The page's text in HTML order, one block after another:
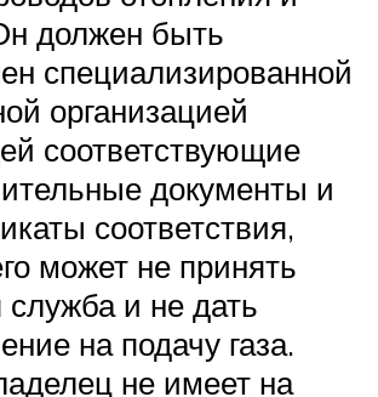
должен быть
специализированной
организацией
соответствующие
документы и
соответствия,
может не принять
служба и не дать
на подачу газа.
не имеет на